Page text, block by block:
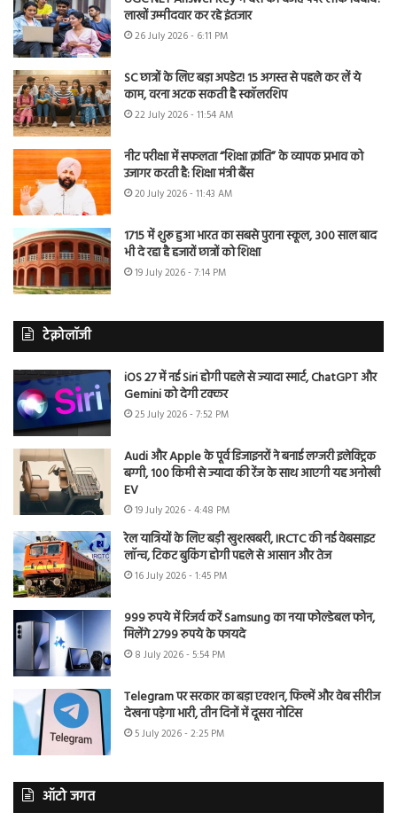
लाखों उम्मीदवार कर रहे इंतजार
26 July 2026 - 6:11 PM
SC छात्रों के लिए बड़ा अपडेट! 15 अगस्त से पहले कर लें ये
काम, वरना अटक सकती है स्कॉलरशिप
22 July 2026 - 11:54 AM
नीट परीक्षा में सफलता “शिक्षा क्रांति” के व्यापक प्रभाव को
उजागर करती है: शिक्षा मंत्री बैंस
20 July 2026 - 11:43 AM
1715 में शुरू हुआ भारत का सबसे पुराना स्कूल, 300 साल बाद
भी दे रहा है हजारों छात्रों को शिक्षा
19 July 2026 - 7:14 PM
टेक्नोलॉजी
iOS 27 में नई Siri होगी पहले से ज्यादा स्मार्ट, ChatGPT और
Gemini को देगी टक्कर
25 July 2026 - 7:52 PM
Audi और Apple के पूर्व डिजाइनरों ने बनाई लग्जरी इलेक्ट्रिक
बग्गी, 100 किमी से ज्यादा की रेंज के साथ आएगी यह अनोखी
EV
19 July 2026 - 4:48 PM
रेल यात्रियों के लिए बड़ी खुशखबरी, IRCTC की नई वेबसाइट
लॉन्च, टिकट बुकिंग होगी पहले से आसान और तेज
16 July 2026 - 1:45 PM
999 रुपये में रिजर्व करें Samsung का नया फोल्डेबल फोन,
मिलेंगे 2799 रुपये के फायदे
8 July 2026 - 5:54 PM
Telegram पर सरकार का बड़ा एक्शन, फिल्में और वेब सीरीज
देखना पड़ेगा भारी, तीन दिनों में दूसरा नोटिस
5 July 2026 - 2:25 PM
ऑटो जगत